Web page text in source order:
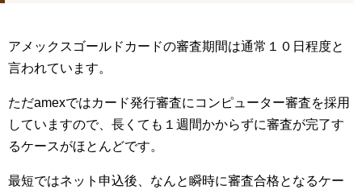
アメックスゴールドカードの審査期間は通常１０日程度と
言われています。
ただamexではカード発行審査にコンピューター審査を採用
していますので、長くても１週間かからずに審査が完了す
るケースがほとんどです。
最短ではネット申込後、なんと瞬時に審査合格となるケー